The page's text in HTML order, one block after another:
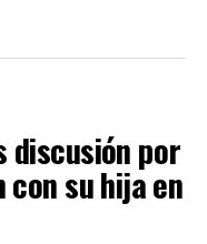
discusión por
su hija en